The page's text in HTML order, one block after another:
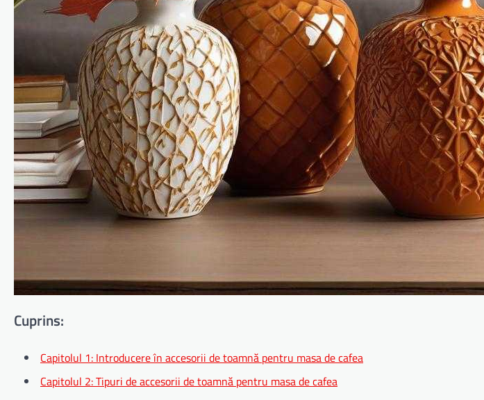
Cuprins:
Capitolul 1: Introducere în accesorii de toamnă pentru masa de cafea
Capitolul 2: Tipuri de accesorii de toamnă pentru masa de cafea